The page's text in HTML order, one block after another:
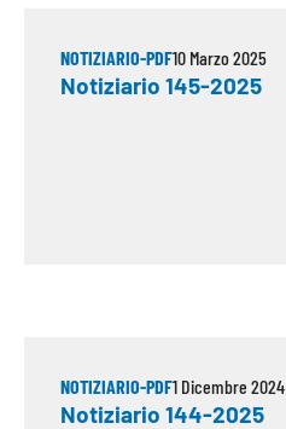
NOTIZIARIO-PDF10 Marzo 2025
Notiziario 145-2025
NOTIZIARIO-PDF1 Dicembre 2024
Notiziario 144-2025